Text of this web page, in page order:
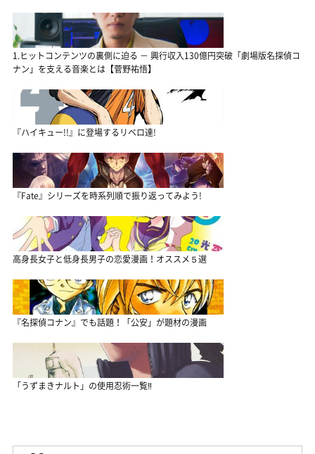
1.ヒットコンテンツの裏側に迫る － 興行収入130億円突破「劇場版名探偵コ
ナン」を支える音楽とは【菅野祐悟】
『ハイキュー!!』に登場するリベロ達!
『Fate』シリーズを時系列順で振り返ってみよう!
高身長女子と低身長男子の恋愛漫画！オススメ５選
『名探偵コナン』でも話題！「公安」が題材の漫画
「うずまきナルト」の使用忍術一覧‼